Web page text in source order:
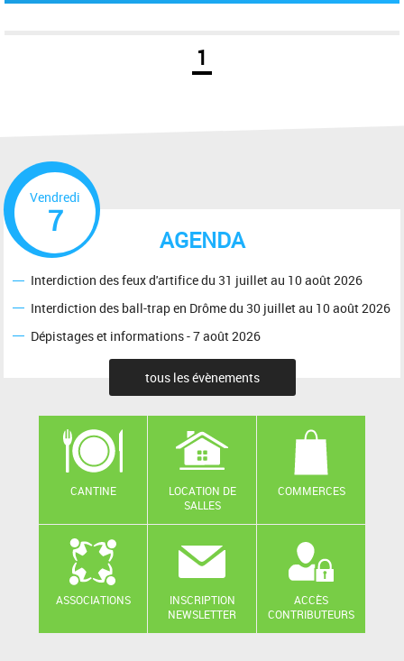
1
AGENDA
Vendredi
7
Interdiction des feux d'artifice du 31 juillet au 10 août 2026
Interdiction des ball-trap en Drôme du 30 juillet au 10 août 2026
Dépistages et informations - 7 août 2026
tous les évènements
CANTINE
LOCATION DE
SALLES
COMMERCES
ASSOCIATIONS
INSCRIPTION
NEWSLETTER
ACCÈS
CONTRIBUTEURS